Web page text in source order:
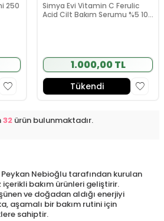
250
Simya Evi Vitamin C Ferulic
Acid Cilt Bakım Serumu %5 10
1.000,00 TL
Tükendi
32 ürün bulunmaktadır.
Peykan Nebioğlu tarafından kurulan
içerikli bakım ürünleri geliştirir.
ve doğadan aldığı enerjiyi
aşamalı bir bakım rutini için
sahiptir.